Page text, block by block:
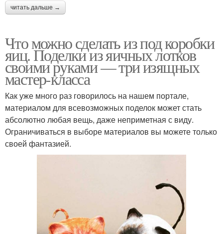
читать дальше →
Что можно сделать из под коробки
яиц. Поделки из яичных лотков
своими руками — три изящных
мастер-класса
Как уже много раз говорилось на нашем портале,
материалом для всевозможных поделок может стать
абсолютно любая вещь, даже неприметная с виду.
Ограничиваться в выборе материалов вы можете только
своей фантазией.